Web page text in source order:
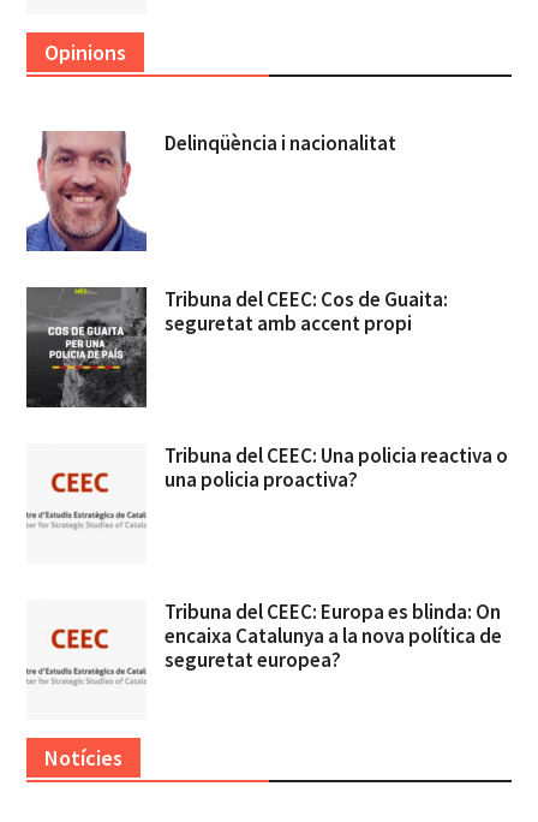
Opinions
Delinqüència i nacionalitat
Tribuna del CEEC: Cos de Guaita:
seguretat amb accent propi
Tribuna del CEEC: Una policia reactiva o
una policia proactiva?
Tribuna del CEEC: Europa es blinda: On
encaixa Catalunya a la nova política de
seguretat europea?
Notícies